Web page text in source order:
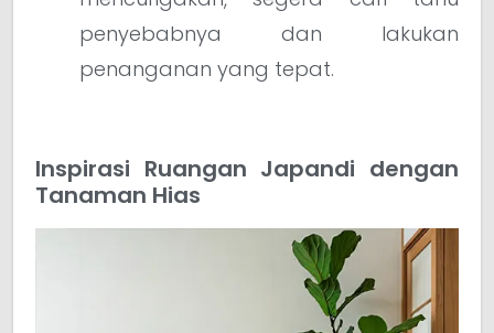
penyebabnya dan lakukan
penanganan yang tepat.
Inspirasi Ruangan Japandi dengan
Tanaman Hias